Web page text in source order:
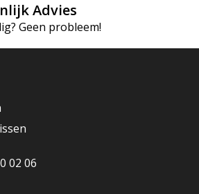
Advies
Geen probleem!
02 06